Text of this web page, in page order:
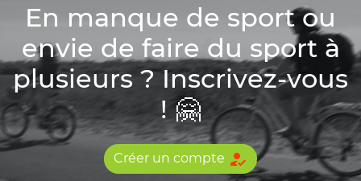
En manque de sport ou
envie de faire du sport à
plusieurs ? Inscrivez-vous
! 🤗
Créer un compte how_to_reg